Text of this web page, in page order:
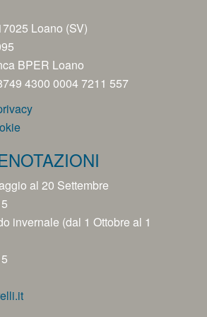
Loano (SV)
BPER Loano
4300 0004 7211 557
al 20 Settembre
invernale (dal 1 Ottobre al 1